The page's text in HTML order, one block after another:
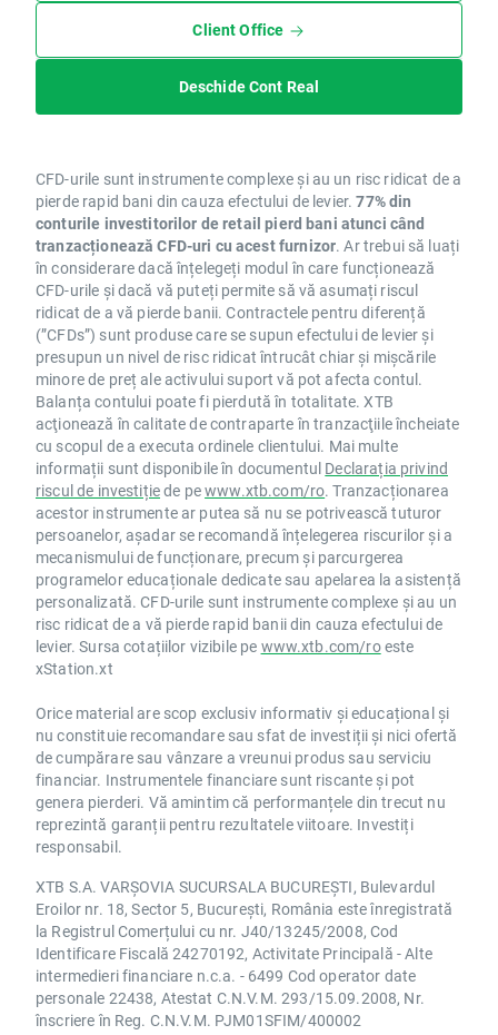
Client Office
Deschide Cont Real
CFD-urile sunt instrumente complexe și au un risc ridicat de a
pierde rapid bani din cauza efectului de levier.77% din
conturile investitorilor de retail pierd bani atunci când
tranzacționează CFD-uri cu acest furnizor. Ar trebui să luați
în considerare dacă înțelegeți modul în care funcționează
CFD-urile și dacă vă puteți permite să vă asumați riscul
ridicat de a vă pierde banii. Contractele pentru diferență
(”CFDs”) sunt produse care se supun efectului de levier și
presupun un nivel de risc ridicat întrucât chiar și mișcările
minore de preț ale activului suport vă pot afecta contul.
Balanța contului poate fi pierdută în totalitate. XTB
acţionează în calitate de contraparte în tranzacţiile încheiate
cu scopul de a executa ordinele clientului. Mai multe
informații sunt disponibile în documentul Declarația privind
riscul de investițiede pewww.xtb.com/ro. Tranzacționarea
acestor instrumente ar putea să nu se potrivească tuturor
persoanelor, așadar se recomandă înțelegerea riscurilor și a
mecanismului de funcționare, precum și parcurgerea
programelor educaționale dedicate sau apelarea la asistență
personalizată. CFD-urile sunt instrumente complexe și au un
risc ridicat de a vă pierde rapid banii din cauza efectului de
levier. Sursa cotațiilor vizibile pe www.xtb.com/roeste
xStation.xt
Orice material are scop exclusiv informativ și educațional și
nu constituie recomandare sau sfat de investiții și nici ofertă
de cumpărare sau vânzare a vreunui produs sau serviciu
financiar. Instrumentele financiare sunt riscante și pot
genera pierderi. Vă amintim că performanțele din trecut nu
reprezintă garanții pentru rezultatele viitoare. Investiți
responsabil.
XTB S.A. VARȘOVIA SUCURSALA BUCUREȘTI, Bulevardul
Eroilor nr. 18, Sector 5, București, România este înregistrată
la Registrul Comerțului cu nr. J40/13245/2008, Cod
Identificare Fiscală 24270192, Activitate Principală - Alte
intermedieri financiare n.c.a. - 6499 Cod operator date
personale 22438, Atestat C.N.V.M. 293/15.09.2008, Nr.
înscriere în Reg. C.N.V.M. PJM01SFIM/400002